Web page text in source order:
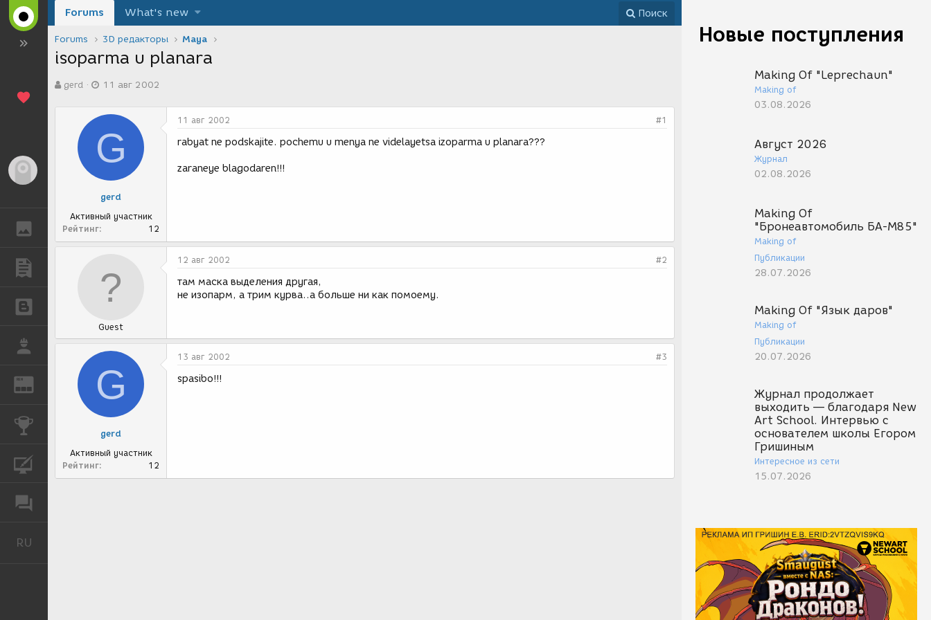
ГАЛЕРЕЯ
REN ЖУРНАЛ
КУРСЫ
RU
Новые поступления
Making Of "Leprechaun"
Making of
03.08.2026
Август 2026
Журнал
02.08.2026
Making Of
"Бронеавтомобиль БА-М85"
Making of
Публикации
28.07.2026
Making Of "Язык даров"
Making of
Публикации
20.07.2026
Журнал продолжает
выходить — благодаря New
Art School. Интервью с
основателем школы Егором
Гришиным
Интересное из сети
15.07.2026
Forums What's new Поиск
Forums 3D редакторы Maya
isoparma u planara
в
gerd
а
а
о
з
д
и
я
11 авг 2002
G
gerd
Активный участник
Рейтинг
12
11 авг 2002 #1
rabyat ne podskajite. pochemu u menya ne videlayetsa izoparma u planara???
zaraneye blagodaren!!!
Guest
12 авг 2002 #2
там маска выделения другая,
не изопарм, а трим курва..а больше ни как помоему.
G
gerd
Активный участник
Рейтинг
12
13 авг 2002 #3
spasibo!!!